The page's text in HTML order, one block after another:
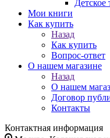
Детское
Мои книги
Как купить
Назад
Как купить
Вопрос-ответ
О нашем магазине
Назад
О нашем
Договор
Контакты
Контактная информация